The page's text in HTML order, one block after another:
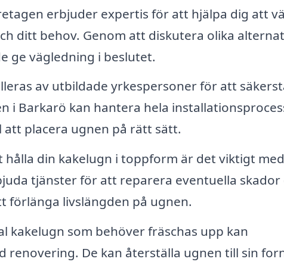
erbjuder expertis för att hjälpa dig att
ditt behov. Genom att diskutera olika
ge vägledning i beslutet.
av utbildade yrkespersoner för att
i Barkarö kan hantera hela
placera ugnen på rätt sätt.
hålla din kakelugn i toppform är det viktigt med
tjänster för att reparera eventuella skador
livslängden på ugnen.
kakelugn som behöver fräschas upp kan
renovering. De kan återställa ugnen till sin